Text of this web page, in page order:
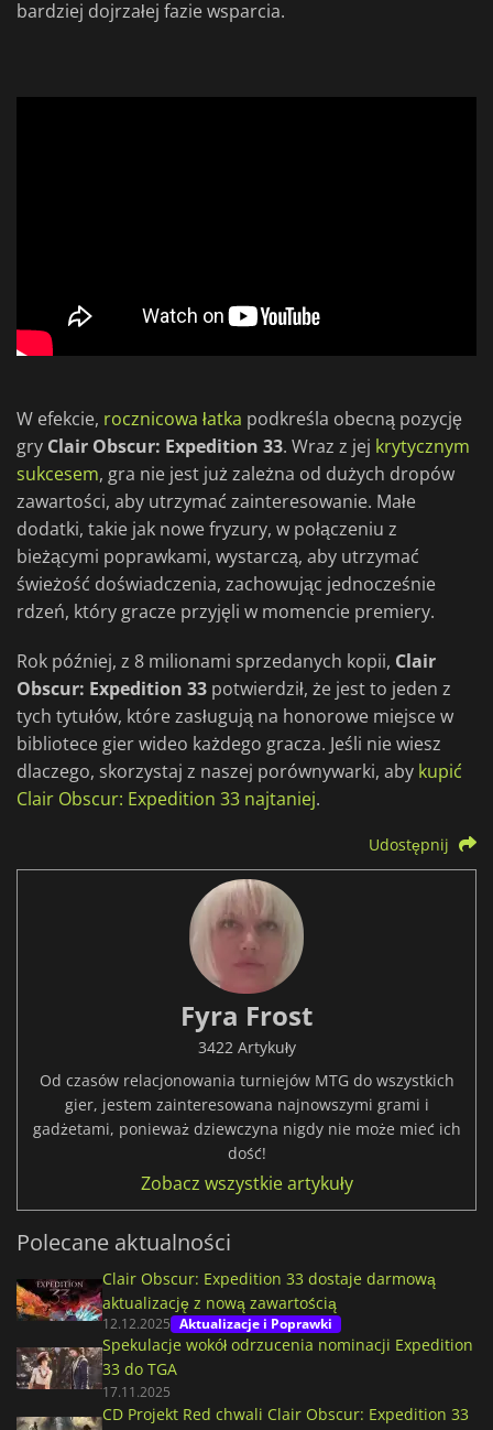
bardziej dojrzałej fazie wsparcia.
W efekcie, rocznicowa łatka podkreśla obecną pozycję
gry Clair Obscur: Expedition 33. Wraz z jej krytycznym
sukcesem, gra nie jest już zależna od dużych dropów
zawartości, aby utrzymać zainteresowanie. Małe
dodatki, takie jak nowe fryzury, w połączeniu z
bieżącymi poprawkami, wystarczą, aby utrzymać
świeżość doświadczenia, zachowując jednocześnie
rdzeń, który gracze przyjęli w momencie premiery.
Rok później, z 8 milionami sprzedanych kopii, Clair
Obscur: Expedition 33 potwierdził, że jest to jeden z
tych tytułów, które zasługują na honorowe miejsce w
bibliotece gier wideo każdego gracza. Jeśli nie wiesz
dlaczego, skorzystaj z naszej porównywarki, aby kupić
Clair Obscur: Expedition 33 najtaniej.
Udostępnij
Fyra Frost
3422 Artykuły
Od czasów relacjonowania turniejów MTG do wszystkich
gier, jestem zainteresowana najnowszymi grami i
gadżetami, ponieważ dziewczyna nigdy nie może mieć ich
dość!
Zobacz wszystkie artykuły
Polecane aktualności
Clair Obscur: Expedition 33 dostaje darmową
aktualizację z nową zawartością
12.12.2025 Aktualizacje i Poprawki
Spekulacje wokół odrzucenia nominacji Expedition
33 do TGA
17.11.2025
CD Projekt Red chwali Clair Obscur: Expedition 33